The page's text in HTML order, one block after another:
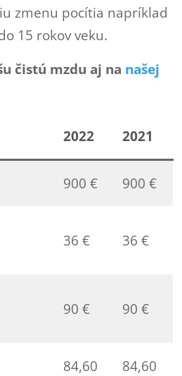
zmenu pocítia napríklad
15 rokov veku.
čistú mzdu aj na našej
2022 2021
900 € 900 €
36 € 36 €
90 € 90 €
84,60
84,60